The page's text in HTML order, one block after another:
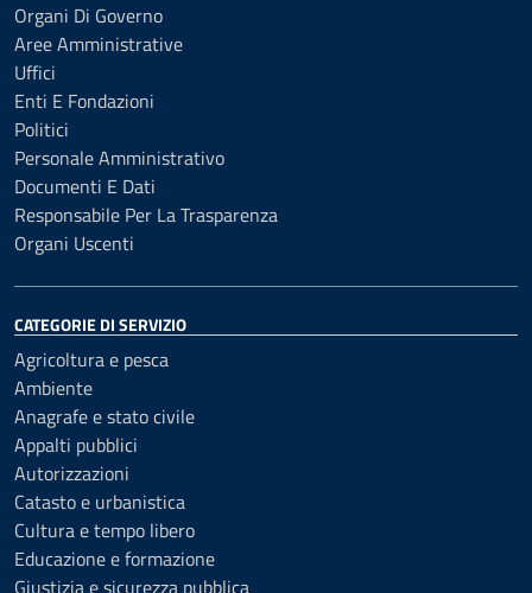
Organi Di Governo
Aree Amministrative
Uffici
Enti E Fondazioni
Politici
Personale Amministrativo
Documenti E Dati
Responsabile Per La Trasparenza
Organi Uscenti
CATEGORIE DI SERVIZIO
Agricoltura e pesca
Ambiente
Anagrafe e stato civile
Appalti pubblici
Autorizzazioni
Catasto e urbanistica
Cultura e tempo libero
Educazione e formazione
Giustizia e sicurezza pubblica